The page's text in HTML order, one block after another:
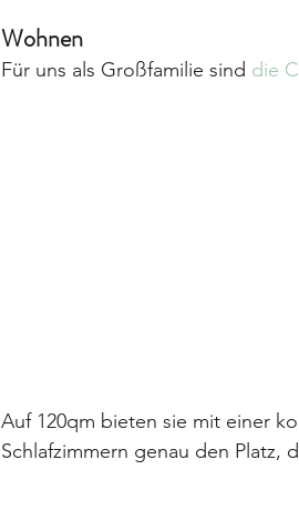
Wohnen
Für uns als Großfamilie sind die
Auf 120qm bieten sie mit einer
Schlafzimmern genau den Platz,